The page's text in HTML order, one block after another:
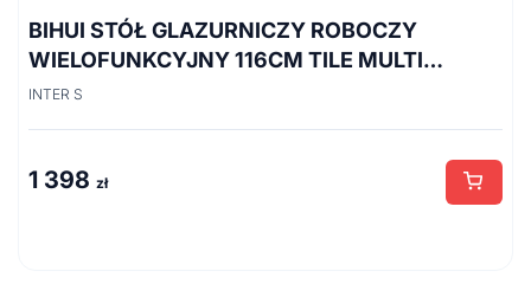
BIHUI STÓŁ GLAZURNICZY ROBOCZY
WIELOFUNKCYJNY 116CM TILE MULTI
TWT900
INTER S
1 398 zł